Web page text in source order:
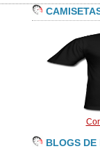
BLOGS DE